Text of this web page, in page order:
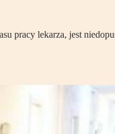
pracy lekarza, jest